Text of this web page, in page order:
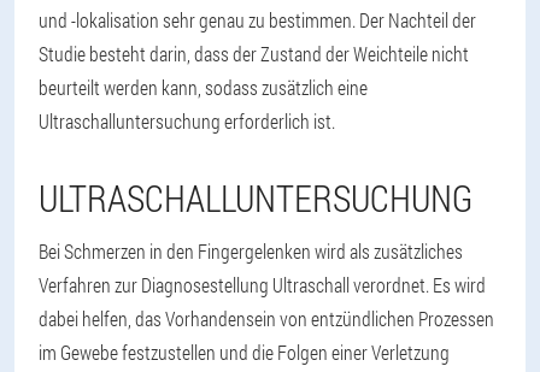
und -lokalisation sehr genau zu bestimmen. Der Nachteil der
Studie besteht darin, dass der Zustand der Weichteile nicht
beurteilt werden kann, sodass zusätzlich eine
Ultraschalluntersuchung erforderlich ist.
ULTRASCHALLUNTERSUCHUNG
Bei Schmerzen in den Fingergelenken wird als zusätzliches
Verfahren zur Diagnosestellung Ultraschall verordnet. Es wird
dabei helfen, das Vorhandensein von entzündlichen Prozessen
im Gewebe festzustellen und die Folgen einer Verletzung